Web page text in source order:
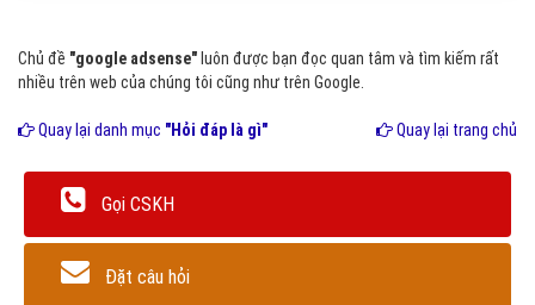
Chủ đề "google adsense" luôn được bạn đọc quan tâm và tìm kiếm rất
nhiều trên web của chúng tôi cũng như trên Google.
Quay lại danh mục "Hỏi đáp là gì" Quay lại trang chủ
Gọi CSKH
Đặt câu hỏi